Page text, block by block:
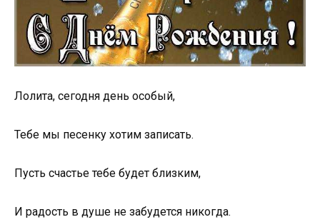
Лолита, сегодня день особый,
Тебе мы песенку хотим записать.
Пусть счастье тебе будет близким,
И радость в душе не забудется никогда.